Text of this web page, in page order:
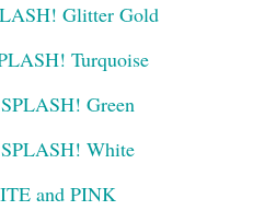
Glitter Gold
Turquoise
Green
White
and PINK